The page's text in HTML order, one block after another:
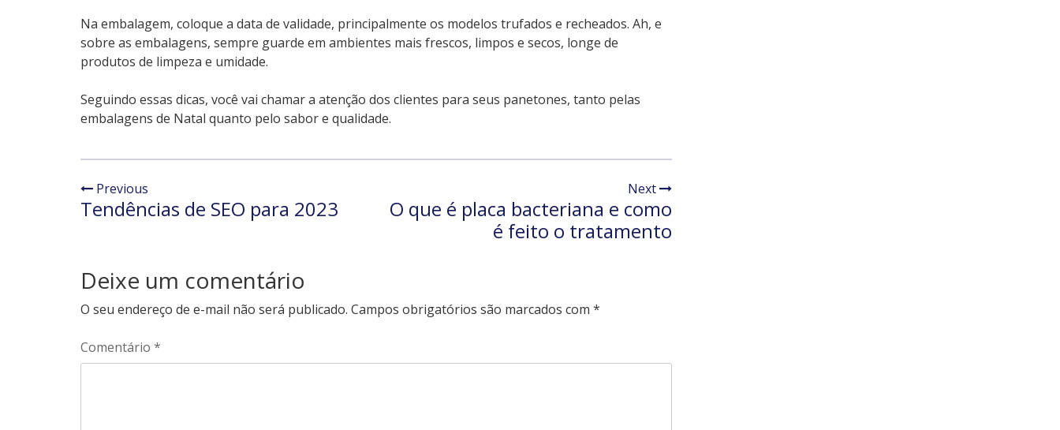
Na embalagem, coloque a data de validade, principalmente os modelos trufados e recheados. Ah, e
sobre as embalagens, sempre guarde em ambientes mais frescos, limpos e secos, longe de
produtos de limpeza e umidade.
Seguindo essas dicas, você vai chamar a atenção dos clientes para seus panetones, tanto pelas
embalagens de Natal quanto pelo sabor e qualidade.
Previous
Tendências de SEO para 2023
Next
O que é placa bacteriana e como
é feito o tratamento
Deixe um comentário
O seu endereço de e-mail não será publicado. Campos obrigatórios são marcados com *
Comentário *